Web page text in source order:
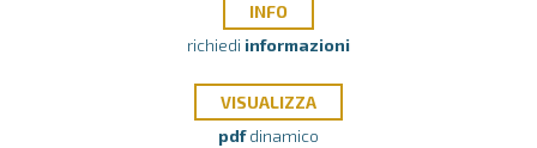
INFO
richiedi informazioni
VISUALIZZA
pdfdinamico